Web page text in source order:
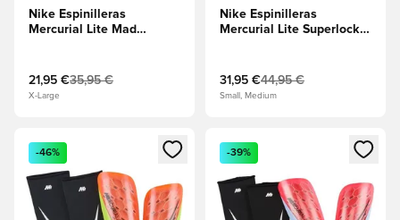
Nike Espinilleras
Mercurial Lite Mad
21,95 €35,95 €
X-Large
Nike Espinilleras
Mercurial Lite Superlock
rosa
31,95 €44,95 €
Small, Medium
Abre un modal para iniciar sesión o registrarse como
-46%
Abre un modal para iniciar
-39%